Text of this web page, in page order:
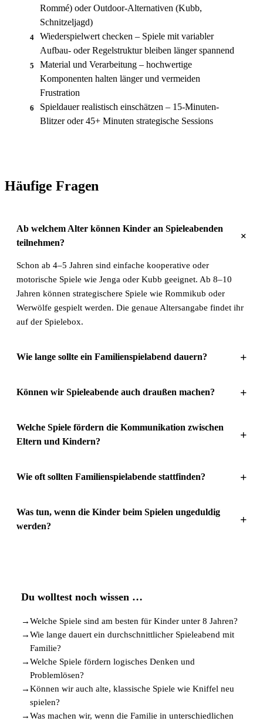
Rommé) oder Outdoor-Alternativen (Kubb,
Schnitzeljagd)
4
Wiederspielwert checken – Spiele mit variabler
Aufbau- oder Regelstruktur bleiben länger spannend
5
Material und Verarbeitung – hochwertige
Komponenten halten länger und vermeiden
Frustration
6
Spieldauer realistisch einschätzen – 15-Minuten-
Blitzer oder 45+ Minuten strategische Sessions
Häufige Fragen
Ab welchem Alter können Kinder an Spieleabenden
teilnehmen?
+
Schon ab 4–5 Jahren sind einfache kooperative oder
motorische Spiele wie Jenga oder Kubb geeignet. Ab 8–10
Jahren können strategischere Spiele wie Rommikub oder
Werwölfe gespielt werden. Die genaue Altersangabe findet ihr
auf der Spielebox.
Wie lange sollte ein Familienspielabend dauern? +
Können wir Spieleabende auch draußen machen? +
Welche Spiele fördern die Kommunikation zwischen
Eltern und Kindern?
+
Wie oft sollten Familienspielabende stattfinden? +
Was tun, wenn die Kinder beim Spielen ungeduldig
werden?
+
Du wolltest noch wissen …
→Welche Spiele sind am besten für Kinder unter 8 Jahren?
→Wie lange dauert ein durchschnittlicher Spieleabend mit
Familie?
→Welche Spiele fördern logisches Denken und
Problemlösen?
→Können wir auch alte, klassische Spiele wie Kniffel neu
spielen?
→Was machen wir, wenn die Familie in unterschiedlichen